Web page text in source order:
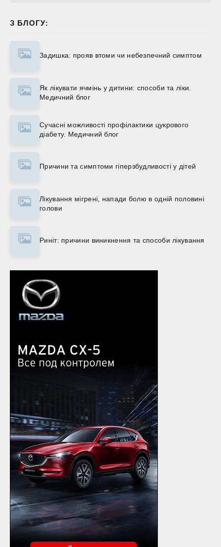
З БЛОГУ:
Задишка: прояв втоми чи небезпечний симптом
Як лікувати ячмінь у дитини: способи та ліки.
Медичний блог
Сучасні можливості профілактики цукрового
діабету. Медичний блог
Причини та симптоми гіперзбудливості у дітей
Лікування мігрені, напади болю в одній половині
голови
Риніт: причини виникнення та способи лікування